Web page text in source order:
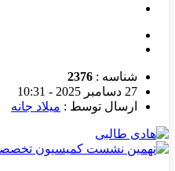
شناسه : 2376
27 دسامبر 2025 - 10:31
ارسال توسط : میلاد جانه